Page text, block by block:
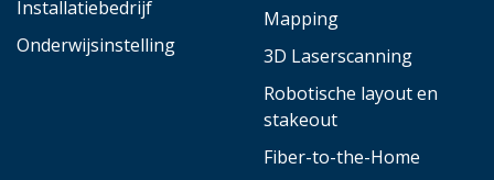
Installatiebedrijf
Onderwijsinstelling
Mapping
3D Laserscanning
Robotische layout en
stakeout
Fiber-to-the-Home